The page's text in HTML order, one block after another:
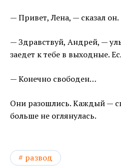
— Привет, Лена, — сказал он.
— Здравствуй, Андрей, —
заедет к тебе в выходные.
— Конечно свободен…
Они разошлись. Каждый —
больше не оглянулась.
развод